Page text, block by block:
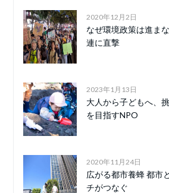
2020年12月2日
なぜ環境政策は進ま
連に直撃
2023年1月13日
大人から子どもへ、
を目指すNPO
2020年11月24日
広がる都市養蜂 都市
チがつなぐ